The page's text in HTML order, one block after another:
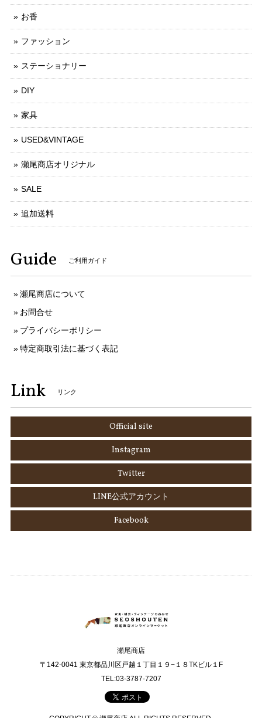
お香
ファッション
ステーショナリー
DIY
家具
USED&VINTAGE
瀬尾商店オリジナル
SALE
追加送料
Guide ご利用ガイド
瀬尾商店について
お問合せ
プライバシーポリシー
特定商取引法に基づく表記
Link リンク
Official site
Instagram
Twitter
LINE公式アカウント
Facebook
瀬尾商店
〒142-0041 東京都品川区戸越１丁目１９−１８TKビル１F
TEL:03-3787-7207